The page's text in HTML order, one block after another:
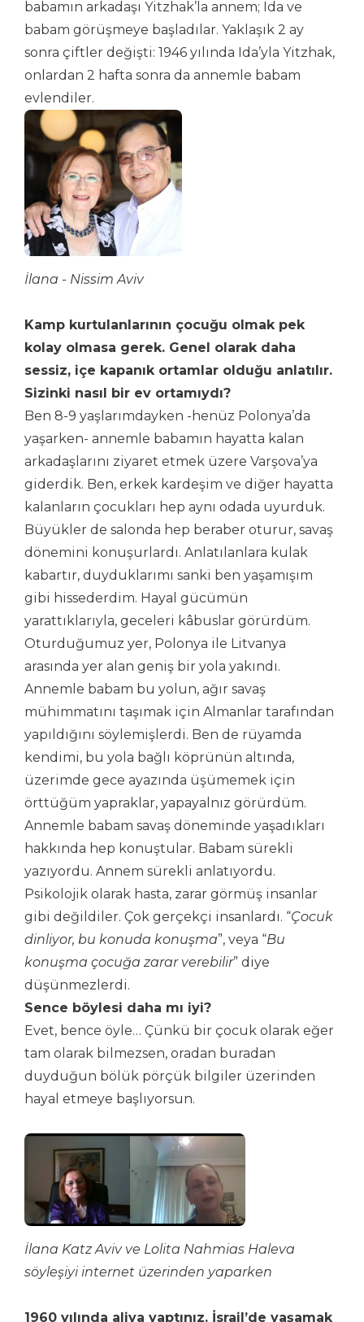
babamın arkadaşı Yitzhak’la annem; Ida ve
babam görüşmeye başladılar. Yaklaşık 2 ay
sonra çiftler değişti: 1946 yılında Ida’yla Yitzhak,
onlardan 2 hafta sonra da annemle babam
evlendiler.
İlana - Nissim Aviv
Kamp kurtulanlarının çocuğu olmak pek
kolay olmasa gerek. Genel olarak daha
sessiz, içe kapanık ortamlar olduğu anlatılır.
Sizinki nasıl bir ev ortamıydı?
Ben 8-9 yaşlarımdayken -henüz Polonya’da
yaşarken- annemle babamın hayatta kalan
arkadaşlarını ziyaret etmek üzere Varşova’ya
giderdik. Ben, erkek kardeşim ve diğer hayatta
kalanların çocukları hep aynı odada uyurduk.
Büyükler de salonda hep beraber oturur, savaş
dönemini konuşurlardı. Anlatılanlara kulak
kabartır, duyduklarımı sanki ben yaşamışım
gibi hissederdim. Hayal gücümün
yarattıklarıyla, geceleri kâbuslar görürdüm.
Oturduğumuz yer, Polonya ile Litvanya
arasında yer alan geniş bir yola yakındı.
Annemle babam bu yolun, ağır savaş
mühimmatını taşımak için Almanlar tarafından
yapıldığını söylemişlerdi. Ben de rüyamda
kendimi, bu yola bağlı köprünün altında,
üzerimde gece ayazında üşümemek için
örttüğüm yapraklar, yapayalnız görürdüm.
Annemle babam savaş döneminde yaşadıkları
hakkında hep konuştular. Babam sürekli
yazıyordu. Annem sürekli anlatıyordu.
Psikolojik olarak hasta, zarar görmüş insanlar
gibi değildiler. Çok gerçekçi insanlardı. “Çocuk
dinliyor, bu konuda konuşma”, veya “Bu
konuşma çocuğa zarar verebilir” diye
düşünmezlerdi.
Sence böylesi daha mı iyi?
Evet, bence öyle… Çünkü bir çocuk olarak eğer
tam olarak bilmezsen, oradan buradan
duyduğun bölük pörçük bilgiler üzerinden
hayal etmeye başlıyorsun.
İlana Katz Aviv ve Lolita Nahmias Haleva
söyleşiyi internet üzerinden yaparken
1960 yılında aliya yaptınız. İsrail’de yaşamak